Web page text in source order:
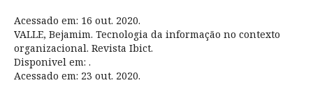
Acessado em: 16 out. 2020.
VALLE, Bejamim. Tecnologia da informação no contexto
organizacional. Revista Ibict.
Disponivel em: .
Acessado em: 23 out. 2020.